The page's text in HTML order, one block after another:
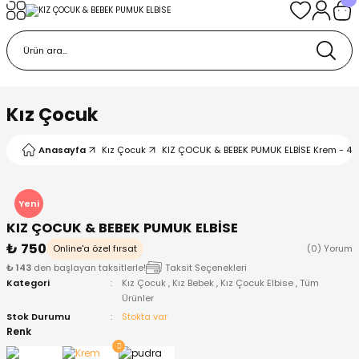
Kız Çocuk
Anasayfa Kız Çocuk KIZ ÇOCUK & BEBEK PUMUK ELBİSE Krem - 4
Yeni
KIZ ÇOCUK & BEBEK PUMUK ELBİSE
₺ 750
Online'a özel fırsat
(0) Yorum
₺ 143 den başlayan taksitlerle!
Taksit Seçenekleri
Kategori
Kız Çocuk , Kız Bebek , Kız Çocuk Elbise ,Tüm
Ürünler
Stok Durumu
Stokta var
Renk
Giyim
Bere ve Eldiven
Body
Bere ve Eldiven
Body
ve Patik
Çıkışı ve Zıbın Seti
Ürünleri